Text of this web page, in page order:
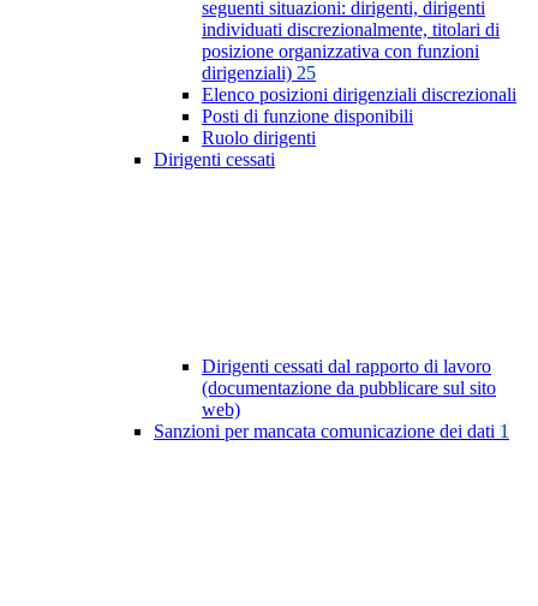
seguenti situazioni: dirigenti, dirigenti
individuati discrezionalmente, titolari di
posizione organizzativa con funzioni
dirigenziali) 25
Elenco posizioni dirigenziali discrezionali
Posti di funzione disponibili
Ruolo dirigenti
Dirigenti cessati
Dirigenti cessati dal rapporto di lavoro
(documentazione da pubblicare sul sito
web)
Sanzioni per mancata comunicazione dei dati 1